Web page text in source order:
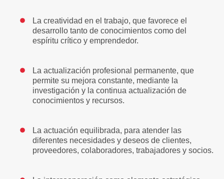
La creatividad en el trabajo, que favorece el
desarrollo tanto de conocimientos como del
espíritu crítico y emprendedor.
La actualización profesional permanente, que
permite su mejora constante, mediante la
investigación y la continua actualización de
conocimientos y recursos.
La actuación equilibrada, para atender las
diferentes necesidades y deseos de clientes,
proveedores, colaboradores, trabajadores y socios.